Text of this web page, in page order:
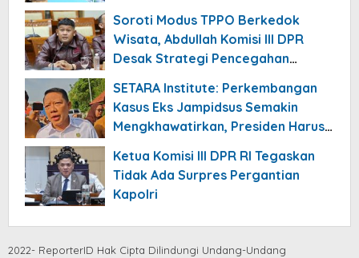
Soroti Modus TPPO Berkedok
Wisata, Abdullah Komisi III DPR
Desak Strategi Pencegahan
SETARA Institute: Perkembangan
Kasus Eks Jampidsus Semakin
Mengkhawatirkan, Presiden Harus
Ketua Komisi III DPR RI Tegaskan
Tidak Ada Surpres Pergantian
Kapolri
2022- ReporterID Hak Cipta Dilindungi Undang-Undang